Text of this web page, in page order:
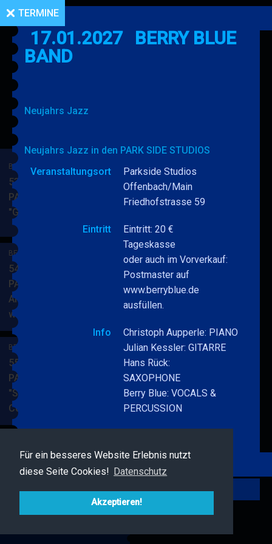
Für ein besseres Website Erlebnis nutzt
diese Seite Cookies! Datenschutz
Akzeptieren!
BERRY BLUE & BAND
53. JAZZ Matinee in den
PARKSIDE STUDIOS
"Gypsy Jazz"
BLUE
BERRY BLUE & BAND
54. JAZZ Matinee in den
PARKSIDE STUDIOS
American Songbook
wunderbare Musik
BLUE
BAND
BERRY BLUE & BAND
55. JAZZ Matinee in den
PARKSIDE STUDIOS
"Songs von Nat King
Cole"
BAND
BERRY BLUE & FRIENDS
Live Jazz im MAMPF
&
TERMINE
17.01.2027
BERRY BLUE
BAND
Neujahrs Jazz
Neujahrs Jazz in den PARK SIDE STUDIOS
Veranstaltungsort
Parkside Studios
Offenbach/Main
Friedhofstrasse 59
Eintritt
Eintritt: 20 €
Tageskasse
oder auch im Vorverkauf:
Postmaster auf
www.berryblue.de
ausfüllen.
Info
Christoph Aupperle: PIANO
Julian Kessler: GITARRE
Hans Rück:
SAXOPHONE
Berry Blue: VOCALS &
PERCUSSION
Zurück